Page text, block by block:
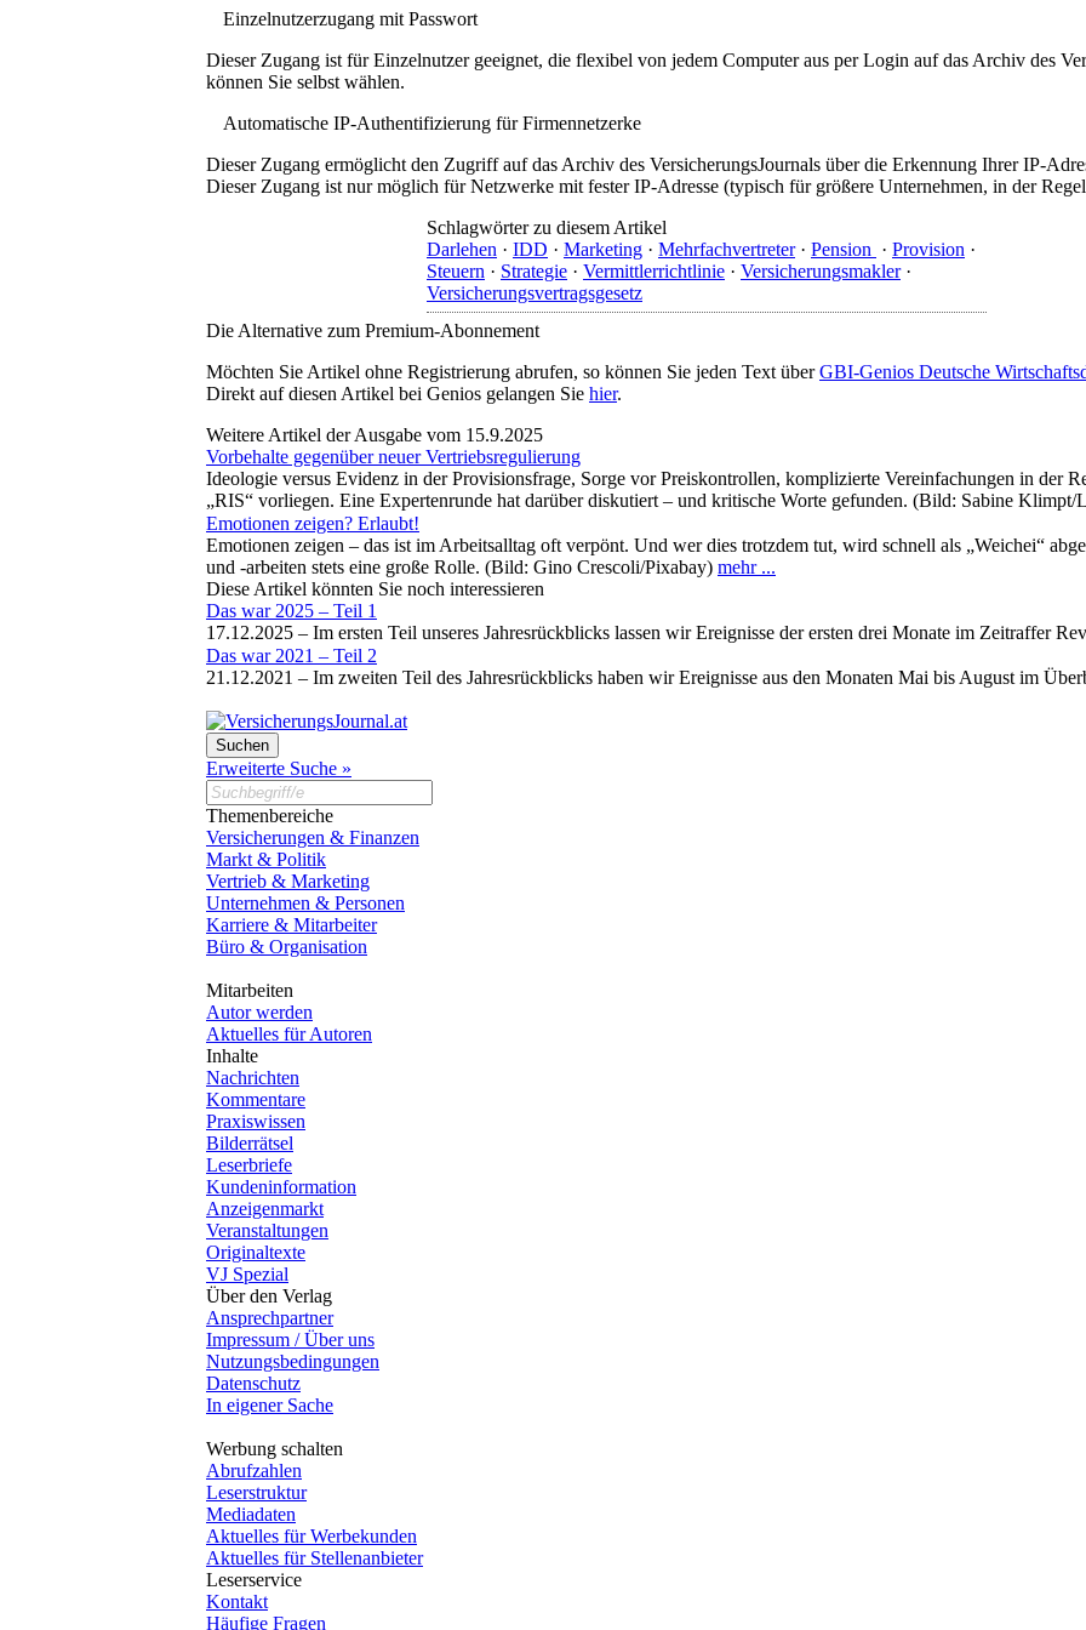
Einzelnutzerzugang mit Passwort
Dieser Zugang ist für Einzelnutzer geeignet, die flexibel von jedem Computer aus per Login auf das Archiv des
können Sie selbst wählen.
Automatische IP-Authentifizierung für Firmennetzerke
Dieser Zugang ermöglicht den Zugriff auf das Archiv des VersicherungsJournals über die Erkennung Ihrer IP-
Dieser Zugang ist nur möglich für Netzwerke mit fester IP-Adresse (typisch für größere Unternehmen, in der
Schlagwörter zu diesem Artikel
Darlehen · IDD · Marketing · Mehrfachvertreter· Pension · Provision ·
Steuern · Strategie · Vermittlerrichtlinie · Versicherungsmakler·
Versicherungsvertragsgesetz
Die Alternative zum Premium-Abonnement
Möchten Sie Artikel ohne Registrierung abrufen, so können Sie jeden Text überGBI-Genios Deutsche
Direkt auf diesen Artikel bei Genios gelangen Sie hier.
Weitere Artikel der Ausgabe vom 15.9.2025
Vorbehalte gegenüber neuer Vertriebsregulierung
Ideologie versus Evidenz in der Provisionsfrage, Sorge vor Preiskontrollen, komplizierte Vereinfachungen in der
„RIS“ vorliegen. Eine Expertenrunde hat darüber diskutiert – und kritische Worte gefunden. (Bild: Sabine
Emotionen zeigen? Erlaubt!
Emotionen zeigen – das ist im Arbeitsalltag oft verpönt. Und wer dies trotzdem tut, wird schnell als „Weichei“
und -arbeiten stets eine große Rolle. (Bild: Gino Crescoli/Pixabay) mehr ...
Diese Artikel könnten Sie noch interessieren
Das war 2025 – Teil 1
17.12.2025 – Im ersten Teil unseres Jahresrückblicks lassen wir Ereignisse der ersten drei Monate im Zeitraffer
Das war 2021 – Teil 2
21.12.2021 – Im zweiten Teil des Jahresrückblicks haben wir Ereignisse aus den Monaten Mai bis August im
Erweiterte Suche »
Themenbereiche
Versicherungen & Finanzen
Markt & Politik
Vertrieb & Marketing
Unternehmen & Personen
Karriere & Mitarbeiter
Büro & Organisation
Mitarbeiten
Autor werden
Aktuelles für Autoren
Inhalte
Nachrichten
Kommentare
Praxiswissen
Bilderrätsel
Leserbriefe
Kundeninformation
Anzeigenmarkt
Veranstaltungen
Originaltexte
VJ Spezial
Über den Verlag
Ansprechpartner
Impressum / Über uns
Nutzungsbedingungen
Datenschutz
In eigener Sache
Werbung schalten
Abrufzahlen
Leserstruktur
Mediadaten
Aktuelles für Werbekunden
Aktuelles für Stellenanbieter
Leserservice
Kontakt
Häufige Fragen